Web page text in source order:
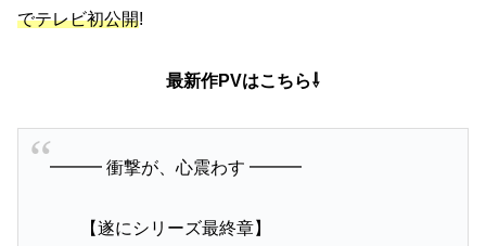
でテレビ初公開!
最新作PVはこちら⇩
━━━ 衝撃が、心震わす ━━━
⠀【遂にシリーズ最終章】